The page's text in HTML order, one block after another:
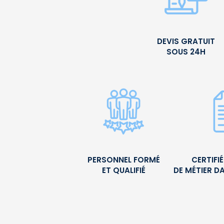
DEVIS GRATUIT
SOUS 24H
PERSONNEL FORMÉ
ET QUALIFIÉ
DE MÉTIER